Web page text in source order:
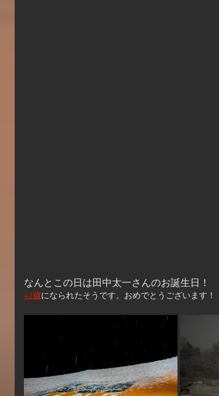
なんとこの日は田中太一さんのお誕生日！
42歳になられたそうです。おめでとうございます！